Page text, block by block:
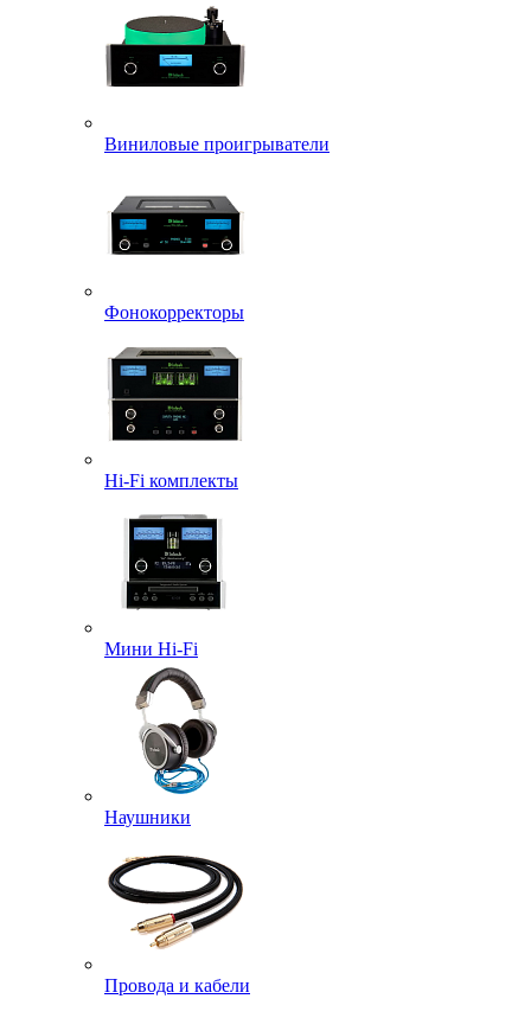
Виниловые проигрыватели
Фонокорректоры
Hi-Fi комплекты
Мини Hi-Fi
Наушники
Провода и кабели